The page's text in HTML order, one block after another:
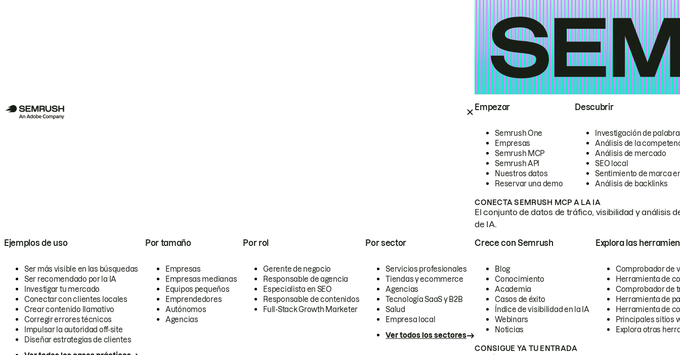
Empezar
Semrush One
Empresas
Semrush MCP
Semrush API
Nuestros datos
Reservar una demo
Descubrir
Investigación de
Análisis de la
Análisis de mercado
SEO local
Sentimiento de marca
Análisis de backlinks
CONECTA SEMRUSH MCP A LA IA
El conjunto de datos de tráfico, visibilidad y análisis
de IA.
Ejemplos de uso
Ser más visible en las búsquedas
Ser recomendado por la IA
Investigar tu mercado
Conectar con clientes locales
Crear contenido llamativo
Corregir errores técnicos
Impulsar la autoridad off-site
Diseñar estrategias de clientes
Por tamaño
Empresas
Empresas medianas
Equipos pequeños
Emprendedores
Autónomos
Agencias
Por rol
Gerente de negocio
Responsable de agencia
Especialista en SEO
Responsable de contenidos
Full-Stack Growth Marketer
Por sector
Servicios profesionales
Tiendas y ecommerce
Agencias
Tecnología SaaS y B2B
Salud
Empresa local
Ver todos los sectores
Crece con Semrush
Blog
Conocimiento
Academia
Casos de éxito
Índice de visibilidad en la IA
Webinars
Noticias
Explora las
Comprobador de
Herramienta de
Comprobador de
Herramienta de
Herramienta de
Principales sitios
Explora otras
CONSIGUE YA TU ENTRADA